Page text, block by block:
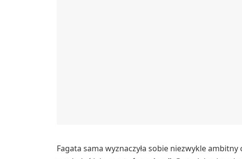
Fagata sama wyznaczyła sobie niezwykle